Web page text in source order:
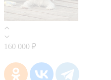
160 000 ₽